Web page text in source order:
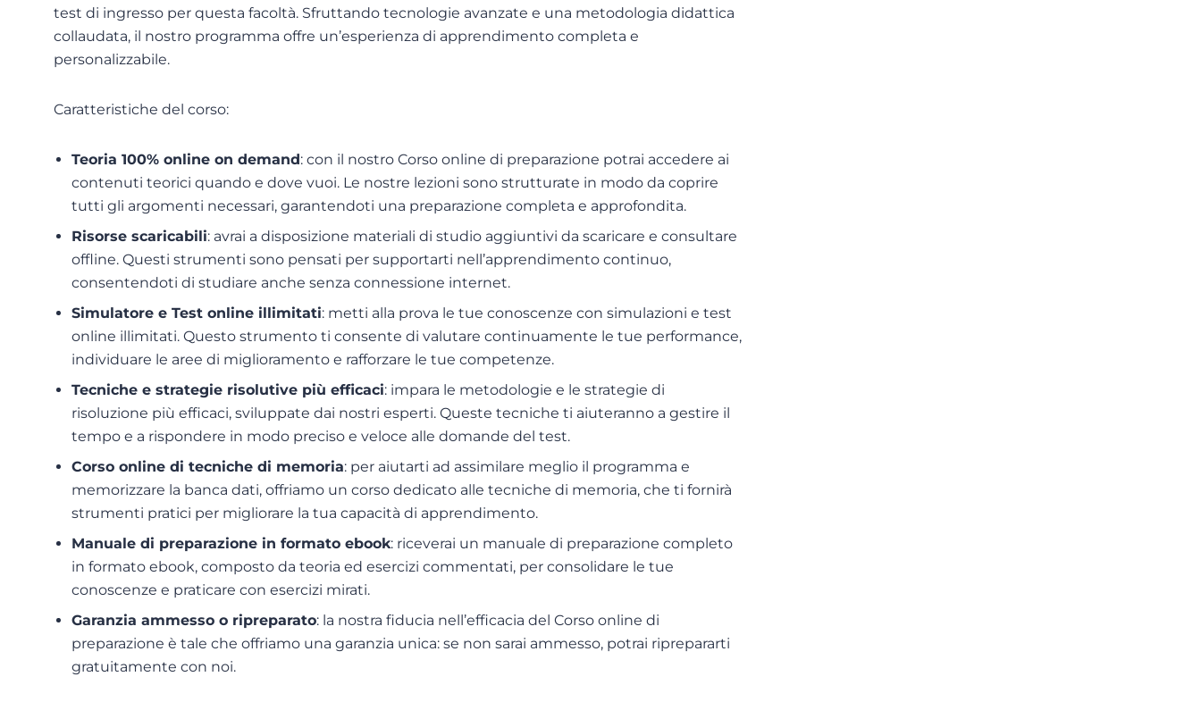
test di ingresso per questa facoltà. Sfruttando tecnologie avanzate e una metodologia didattica
collaudata, il nostro programma offre un’esperienza di apprendimento completa e
personalizzabile.
Caratteristiche del corso:
Teoria 100% online on demand: con il nostro Corso online di preparazione potrai accedere ai
contenuti teorici quando e dove vuoi. Le nostre lezioni sono strutturate in modo da coprire
tutti gli argomenti necessari, garantendoti una preparazione completa e approfondita.
Risorse scaricabili: avrai a disposizione materiali di studio aggiuntivi da scaricare e consultare
offline. Questi strumenti sono pensati per supportarti nell’apprendimento continuo,
consentendoti di studiare anche senza connessione internet.
Simulatore e Test online illimitati: metti alla prova le tue conoscenze con simulazioni e test
online illimitati. Questo strumento ti consente di valutare continuamente le tue performance,
individuare le aree di miglioramento e rafforzare le tue competenze.
Tecniche e strategie risolutive più efficaci: impara le metodologie e le strategie di
risoluzione più efficaci, sviluppate dai nostri esperti. Queste tecniche ti aiuteranno a gestire il
tempo e a rispondere in modo preciso e veloce alle domande del test.
Corso online di tecniche di memoria: per aiutarti ad assimilare meglio il programma e
memorizzare la banca dati, offriamo un corso dedicato alle tecniche di memoria, che ti fornirà
strumenti pratici per migliorare la tua capacità di apprendimento.
Manuale di preparazione in formato ebook: riceverai un manuale di preparazione completo
in formato ebook, composto da teoria ed esercizi commentati, per consolidare le tue
conoscenze e praticare con esercizi mirati.
Garanzia ammesso o ripreparato: la nostra fiducia nell’efficacia del Corso online di
preparazione è tale che offriamo una garanzia unica: se non sarai ammesso, potrai riprepararti
gratuitamente con noi.